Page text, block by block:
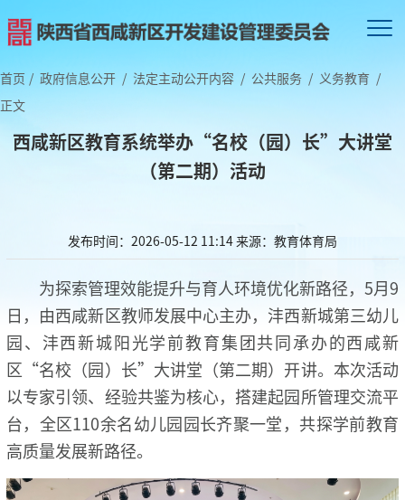
首页 / 政府信息公开 / 法定主动公开内容 / 公共服务 / 义务教育 /
正文
西咸新区教育系统举办“名校（园）长”大讲堂
（第二期）活动
发布时间：2026-05-12 11:14来源：教育体育局
为探索管理效能提升与育人环境优化新路径，5月9
日，由西咸新区教师发展中心主办，沣西新城第三幼儿
园、沣西新城阳光学前教育集团共同承办的西咸新
区“名校（园）长”大讲堂（第二期）开讲。本次活动
以专家引领、经验共鉴为核心，搭建起园所管理交流平
台，全区110余名幼儿园园长齐聚一堂，共探学前教育
高质量发展新路径。